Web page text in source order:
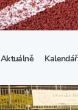
Aktuálně Kalendář